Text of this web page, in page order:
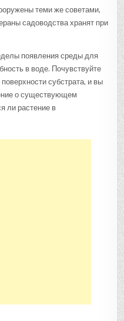
теми же советами,
садоводства хранят при
появления среды для
в воде. Почувствуйте
субстрата, и вы
о существующем
ли растение в